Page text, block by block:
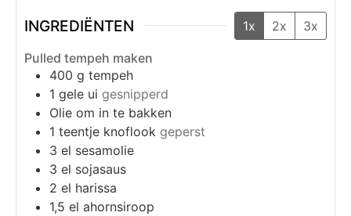
INGREDIËNTEN 1x 2x 3x
Pulled tempeh maken
400 g tempeh
1 gele ui gesnipperd
Olie om in te bakken
1 teentje knoflook geperst
3 el sesamolie
3 el sojasaus
2 el harissa
1,5 el ahornsiroop